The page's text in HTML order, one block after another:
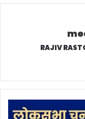
RAJIV